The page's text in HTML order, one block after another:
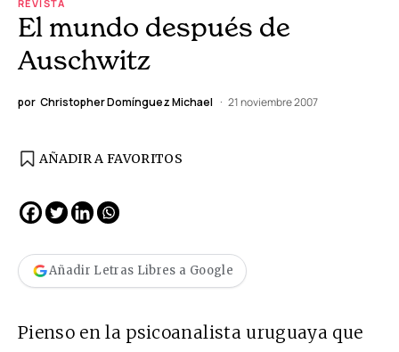
REVISTA
El mundo después de
Auschwitz
por Christopher Domínguez Michael 21 noviembre 2007
AÑADIR A FAVORITOS
Añadir Letras Libres a Google
Pienso en la psicoanalista uruguaya que